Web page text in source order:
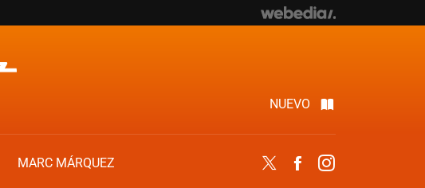
NUEVO
MARC MÁRQUEZ
Twitter Facebook